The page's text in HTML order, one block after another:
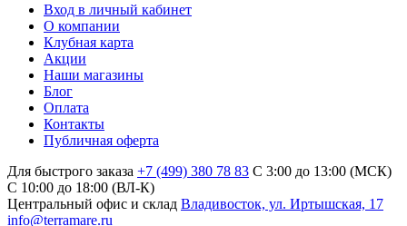
Вход в личный кабинет
О компании
Клубная карта
Акции
Наши магазины
Блог
Оплата
Контакты
Публичная оферта
Для быстрого заказа +7 (499) 380 78 83 С 3:00 до 13:00 (МСК)
C 10:00 до 18:00 (ВЛ-К)
Центральный офис и склад Владивосток, ул. Иртышская, 17
info@terramare.ru